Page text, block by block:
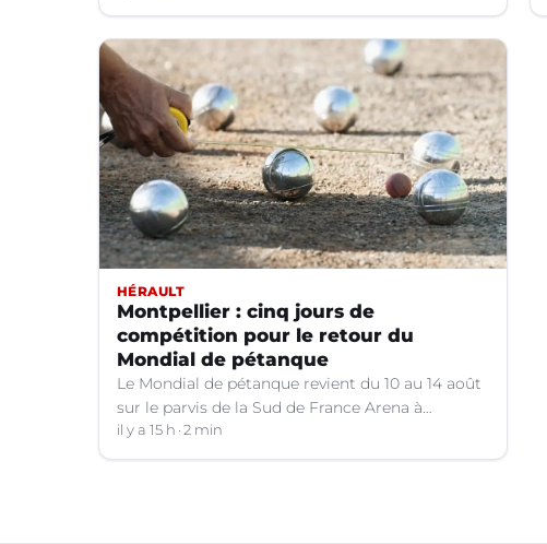
HÉRAULT
Montpellier : cinq jours de
compétition pour le retour du
Mondial de pétanque
Le Mondial de pétanque revient du 10 au 14 août
sur le parvis de la Sud de France Arena à
Montpellier (Hérault).
il y a 15 h 2 min